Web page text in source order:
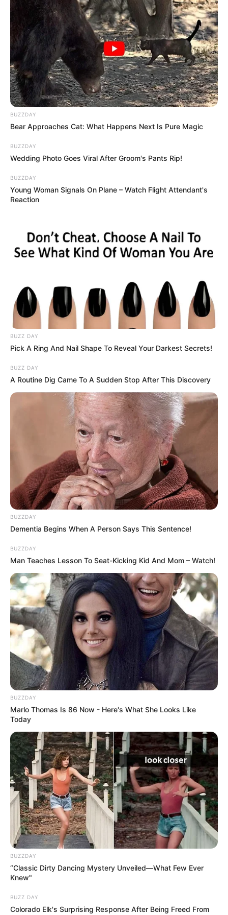
A nézők már most azon vitáznak, hogy ez zseniális
húzás-e vagy orbitális baklövés.
És persze ott a nagy kérdés is:Kiara jobb lesz, mint
Roli volt?Vagy ez lesz a Mobilfox legmerészebb –
és leghibásabb – döntése?
Írd meg kommentben, szerinted ki ül jobban a
BUZZDAY
Bear Approaches Cat: What Happens Next Is Pure Magic
BUZZDAY
Wedding Photo Goes Viral After Groom's Pants Rip!
BUZZDAY
Young Woman Signals On Plane – Watch Flight Attendant's
Reaction
BUZZ DAY
Pick A Ring And Nail Shape To Reveal Your Darkest Secrets!
BUZZ DAY
A Routine Dig Came To A Sudden Stop After This Discovery
BUZZDAY
Dementia Begins When A Person Says This Sentence!
BUZZDAY
Man Teaches Lesson To Seat-Kicking Kid And Mom – Watch!
BUZZDAY
Marlo Thomas Is 86 Now - Here's What She Looks Like
Today
BUZZDAY
“Classic Dirty Dancing Mystery Unveiled—What Few Ever
Knew"
BUZZ DAY
Colorado Elk's Surprising Response After Being Freed From